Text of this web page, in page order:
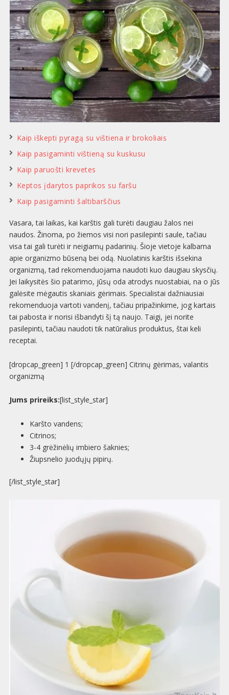
Kaip iškepti pyragą su vištiena ir brokoliais
Kaip pasigaminti vištieną su kuskusu
Kaip paruošti krevetes
Keptos įdarytos paprikos su faršu
Kaip pasigaminti šaltibarščius
Vasara, tai laikas, kai karštis gali turėti daugiau žalos nei
naudos. Žinoma, po žiemos visi nori pasilepinti saule, tačiau
visa tai gali turėti ir neigiamų padarinių. Šioje vietoje kalbama
apie organizmo būseną bei odą. Nuolatinis karštis išsekina
organizmą, tad rekomenduojama naudoti kuo daugiau skysčių.
Jei laikysitės šio patarimo, jūsų oda atrodys nuostabiai, na o jūs
galėsite mėgautis skaniais gėrimais. Specialistai dažniausiai
rekomenduoja vartoti vandenį, tačiau pripažinkime, jog kartais
tai pabosta ir norisi išbandyti šį tą naujo. Taigi, jei norite
pasilepinti, tačiau naudoti tik natūralius produktus, štai keli
receptai.
[dropcap_green] 1 [/dropcap_green] Citrinų gėrimas, valantis
organizmą
Jums prireiks:[list_style_star]
Karšto vandens;
Citrinos;
3-4 grėžinėlių imbiero šaknies;
Žiupsnelio juodųjų pipirų.
[/list_style_star]